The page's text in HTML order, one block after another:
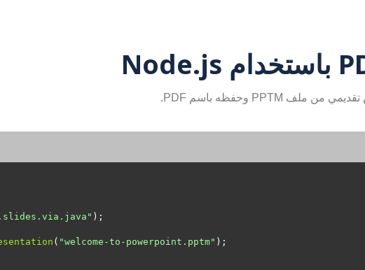
( "welcome-to-powerpoint.pptm"